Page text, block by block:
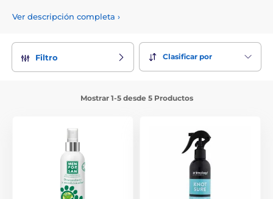
amplia gama para distintos tipos de pelaje.
Ver descripción completa ›
Filtro Clasificar por
Mostrar 1-5 desde 5 Productos